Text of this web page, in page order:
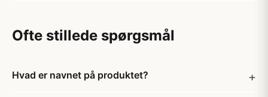
Ofte stillede spørgsmål
Hvad er navnet på produktet?